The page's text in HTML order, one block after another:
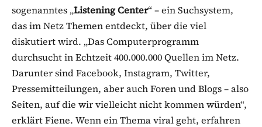
sogenanntes „Listening Center“ – ein Suchsystem,
das im Netz Themen entdeckt, über die viel
diskutiert wird. „Das Computerprogramm
durchsucht in Echtzeit 400.000.000 Quellen im Netz.
Darunter sind Facebook, Instagram, Twitter,
Pressemitteilungen, aber auch Foren und Blogs – also
Seiten, auf die wir vielleicht nicht kommen würden“,
erklärt Fiene. Wenn ein Thema viral geht, erfahren